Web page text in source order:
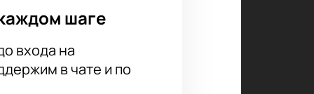
шаге
входа на
в чате и по